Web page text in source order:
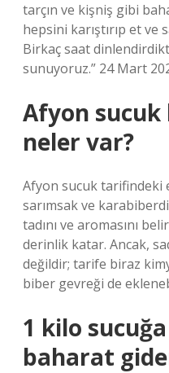
tarçın ve kişniş gibi
hepsini karıştırıp et ve
Birkaç saat
sunuyoruz.” 24 Mart
Afyon sucuk
neler var?
Afyon sucuk tarifindeki
sarımsak ve
tadını ve aromasını
derinlik katar. Ancak,
değildir; tarife biraz
biber gevreği de
1 kilo
baharat